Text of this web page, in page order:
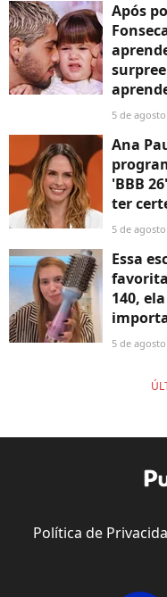
Após
5 de
Ana
'BBB
ter
5 de
Essa
140,
5 de
Política de